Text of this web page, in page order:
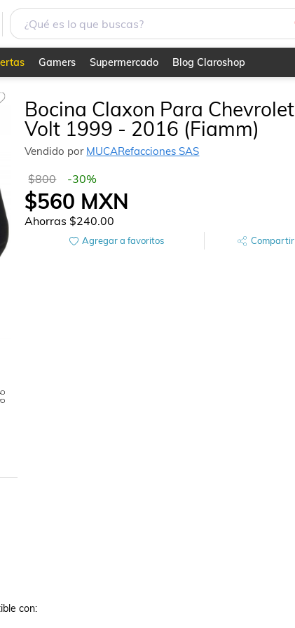
Gamers Supermercado Blog Claroshop
Bocina Claxon Para Chevrolet
Volt 1999 - 2016 (Fiamm)
Vendido por MUCARefacciones SAS
$800 -30%
$560 MXN
Ahorras$240.00
Agregar a favoritos Compartir
con: